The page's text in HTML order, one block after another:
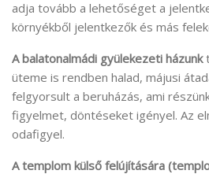
adja tovább a lehetőséget a
környékből jelentkezők és más
A balatonalmádi gyülekezeti házunk
üteme is rendben halad, májusi
felgyorsult a beruházás, ami
figyelmet, döntéseket igényel. Az
odafigyel.
A templom külső felújítására